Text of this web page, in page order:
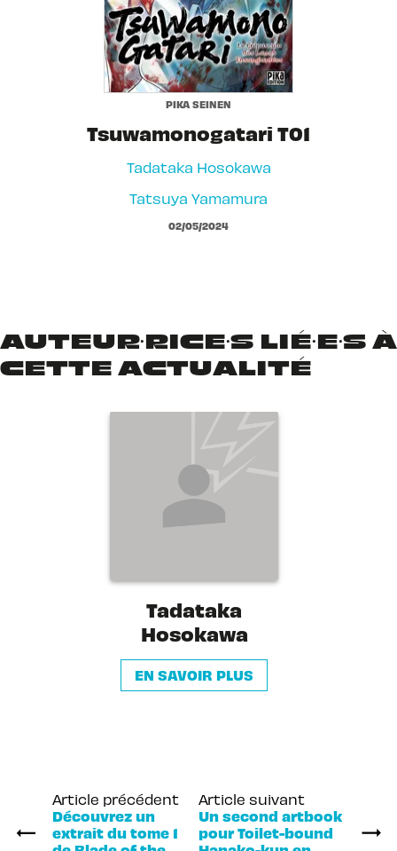
PIKA SEINEN
Tsuwamonogatari T01
Tadataka Hosokawa
Tatsuya Yamamura
02/05/2024
AUTEUR·RICE·S LIÉ·E·S À
CETTE ACTUALITÉ
Tadataka
Hosokawa
EN SAVOIR PLUS
Article précédent
Découvrez un
extrait du tome 1
Article suivant
Un second artbook
pour Toilet-bound